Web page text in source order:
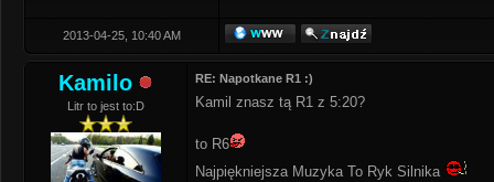
2013-04-25, 10:40 AM
Kamilo
Litr to jest to:D
RE: Napotkane R1 :)
Kamil znasz tą R1 z 5:20?
to R6
Najpiękniejsza Muzyka To Ryk Silnika